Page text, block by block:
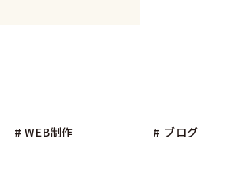
# WEB制作 # ブログ